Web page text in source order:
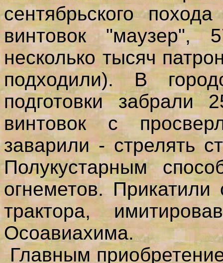
сентябрьского
винтовок "маузер",
несколько тысяч
подходили). В
подготовки
винтовок с
заварили - стрелять
Полукустарным
огнеметов.
трактора,
Осоавиахима.
Главным